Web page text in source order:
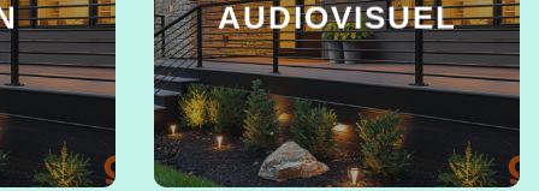
AUDIOVISUEL
EN SAVOIR +